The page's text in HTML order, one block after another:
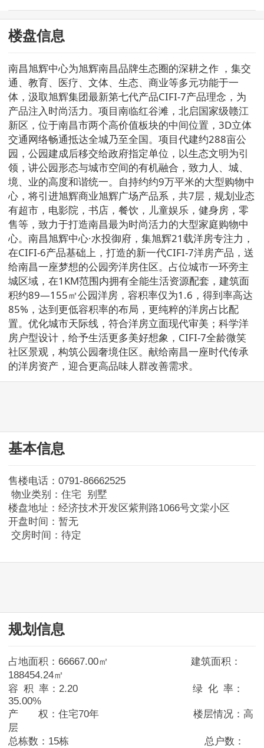
楼盘信息
南昌旭辉中心为旭辉南昌品牌生态圈的深耕之作 ，集交
通、教育、医疗、文体、生态、商业等多元功能于一
体，汲取旭辉集团最新第七代产品CIFI-7产品理念，为
产品注入时尚活力。项目南临红谷滩，北启国家级赣江
新区，位于南昌市两个高价值板块的中间位置，3D立体
交通网络畅通抵达全城乃至全国。项目代建约288亩公
园，公园建成后移交给政府指定单位，以生态文明为引
领，讲公园形态与城市空间的有机融合，致力人、城、
境、业的高度和谐统一。自持约约9万平米的大型购物中
心，将引进旭辉商业旭辉广场产品系，共7层，规划业态
有超市，电影院，书店，餐饮，儿童娱乐，健身房，零
售等，致力于打造南昌最为时尚活力的大型家庭购物中
心。南昌旭辉中心·水投御府，集旭辉21载洋房专注力，
在CIFI-6产品基础上，打造的新一代CIFI-7洋房产品，送
给南昌一座梦想的公园旁洋房住区。占位城市一环旁主
城区域，在1KM范围内拥有全能生活资源配套，建筑面
积约89—155㎡公园洋房，容积率仅为1.6，得到率高达
85%，达到更低容积率的布局，更纯粹的洋房占比配
置。优化城市天际线，符合洋房立面现代审美；科学洋
房户型设计，给予生活更多美好想象，CIFI-7全龄微笑
社区景观，构筑公园奢境住区。献给南昌一座时代传承
的洋房资产，迎合更高品味人群改善需求。
基本信息
售楼电话：0791-86662525
物业类别：住宅 别墅
楼盘地址：经济技术开发区紫荆路1066号文棠小区
开盘时间：暂无
交房时间：待定
规划信息
占地面积：66667.00㎡ 建筑面积：
188454.24㎡
容 积 率：2.20 绿 化 率：
35.00%
产 权：住宅70年 楼层情况：高
层
总栋数：15栋 总户数：